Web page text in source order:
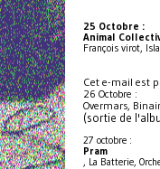
25 Octobre :
Animal
François virot,
Cet e-mail est
26 Octobre :
Overmars,
(sortie de
27 octobre :
Pram
, La Batterie,